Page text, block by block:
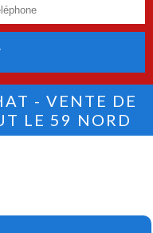
- VENTE DE
LE 59 NORD